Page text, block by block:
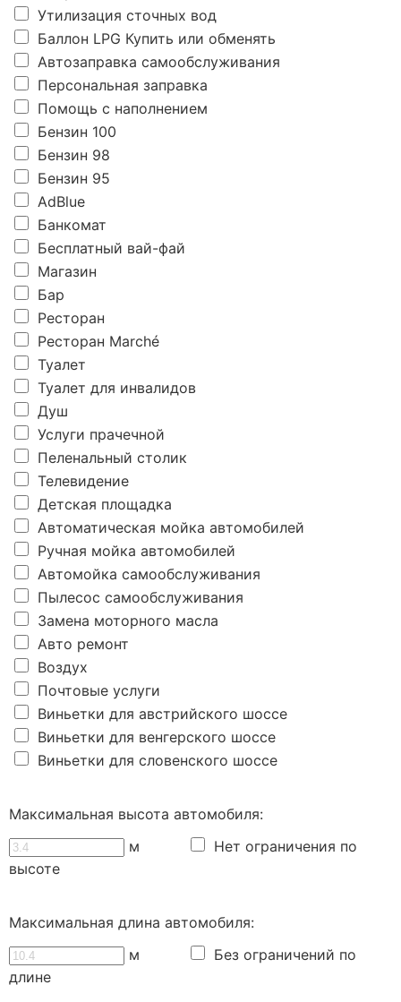
Утилизация сточных вод
Баллон LPG Купить или обменять
Автозаправка самообслуживания
Персональная заправка
Помощь с наполнением
Бензин 100
Бензин 98
Бензин 95
AdBlue
Банкомат
Бесплатный вай-фай
Магазин
Бар
Ресторан
Ресторан Marché
Туалет
Туалет для инвалидов
Душ
Услуги прачечной
Пеленальный столик
Телевидение
Детская площадка
Автоматическая мойка автомобилей
Ручная мойка автомобилей
Автомойка самообслуживания
Пылесос самообслуживания
Замена моторного масла
Авто ремонт
Воздух
Почтовые услуги
Виньетки для австрийского шоссе
Виньетки для венгерского шоссе
Виньетки для словенского шоссе
Максимальная высота автомобиля:
м
Нет ограничения по
высоте
Максимальная длина автомобиля:
м
Без ограничений по
длине